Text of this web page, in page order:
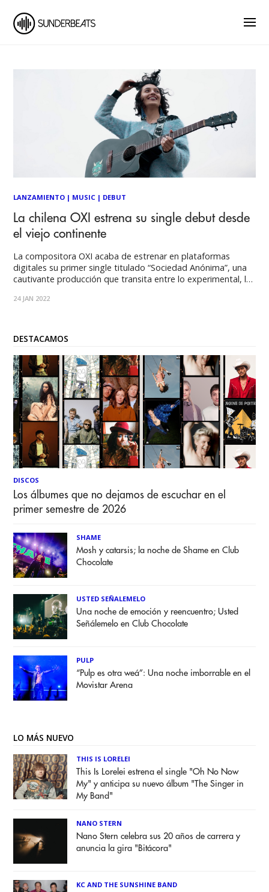
LANZAMIENTO | MUSIC | DEBUT
La chilena OXI estrena su single debut desde
el viejo continente
La compositora OXI acaba de estrenar en plataformas
digitales su primer single titulado “Sociedad Anónima”, una
cautivante producción que transita entre lo experimental, lo
Ribba, psicóloga y música chilena de 26 años que
24 JAN 2022
DESTACAMOS
DISCOS
Los álbumes que no dejamos de escuchar en el
primer semestre de 2026
SHAME
Mosh y catarsis; la noche de Shame en Club
Chocolate
USTED SEÑALEMELO
Una noche de emoción y reencuentro; Usted
Señálemelo en Club Chocolate
PULP
“Pulp es otra weá”: Una noche imborrable en el
Movistar Arena
LO MÁS NUEVO
THIS IS LORELEI
This Is Lorelei estrena el single "Oh No Now
My" y anticipa su nuevo álbum "The Singer in
My Band"
NANO STERN
Nano Stern celebra sus 20 años de carrera y
anuncia la gira "Bitácora"
KC AND THE SUNSHINE BAND